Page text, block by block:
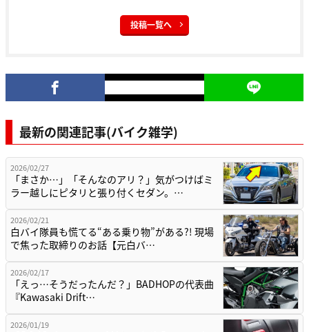
投稿一覧へ
最新の関連記事(バイク雑学)
2026/02/27
「まさか…」「そんなのアリ？」気がつけばミ
ラー越しにピタリと張り付くセダン。…
2026/02/21
白バイ隊員も慌てる“ある乗り物”がある?! 現場
で焦った取締りのお話【元白バ…
2026/02/17
「えっ…そうだったんだ？」BADHOPの代表曲
『Kawasaki Drift…
2026/01/19